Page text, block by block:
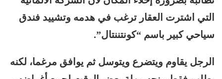
التي اشترت العقار ترغب في هدمه وتشييد فندق
سياحي كبير باسم “كونتننتال”.
الرجل يقاوم ويتضرع ويتوسل ثم يوافق مرغما، لكنه